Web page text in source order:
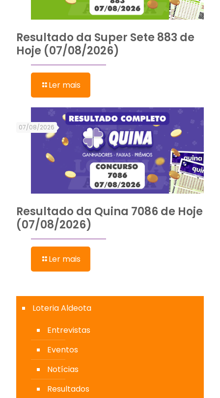
Resultado da Super Sete 883 de
Hoje (07/08/2026)
Ler mais
07/08/2026
Resultado da Quina 7086 de Hoje
(07/08/2026)
Ler mais
Loteria Aldeota
Entrevistas
Eventos
Notícias
Resultados